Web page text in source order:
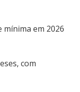
mínima em 2026
com